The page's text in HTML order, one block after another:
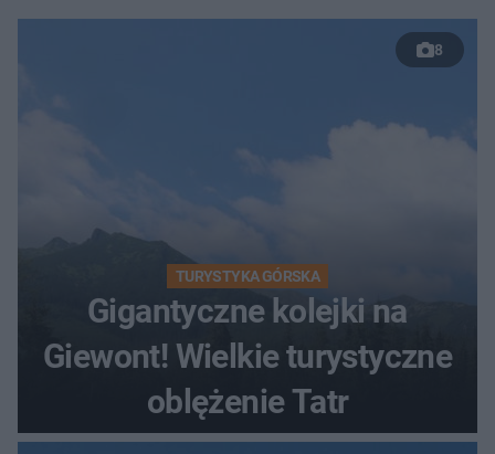
8
TURYSTYKA GÓRSKA
Gigantyczne kolejki na
Giewont! Wielkie turystyczne
oblężenie Tatr